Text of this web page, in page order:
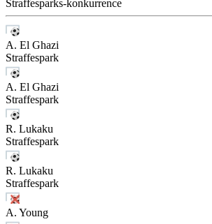
Straffesparks-konkurrence
A. El Ghazi
Straffespark
A. El Ghazi
Straffespark
R. Lukaku
Straffespark
R. Lukaku
Straffespark
A. Young